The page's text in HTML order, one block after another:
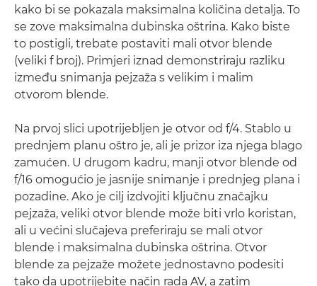
kako bi se pokazala maksimalna količina detalja. To
se zove maksimalna dubinska oštrina. Kako biste
to postigli, trebate postaviti mali otvor blende
(veliki f broj). Primjeri iznad demonstriraju razliku
između snimanja pejzaža s velikim i malim
otvorom blende.
Na prvoj slici upotrijebljen je otvor od f/4. Stablo u
prednjem planu oštro je, ali je prizor iza njega blago
zamućen. U drugom kadru, manji otvor blende od
f/16 omogućio je jasnije snimanje i prednjeg plana i
pozadine. Ako je cilj izdvojiti ključnu značajku
pejzaža, veliki otvor blende može biti vrlo koristan,
ali u većini slučajeva preferiraju se mali otvor
blende i maksimalna dubinska oštrina. Otvor
blende za pejzaže možete jednostavno podesiti
tako da upotrijebite način rada AV, a zatim